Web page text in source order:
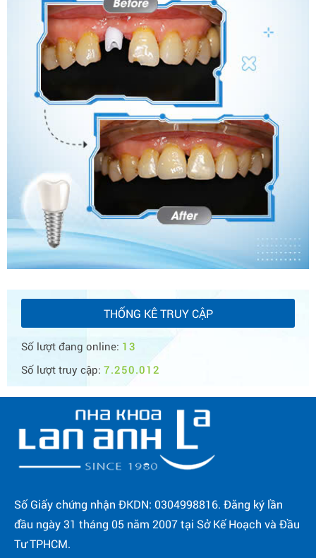
THỐNG KÊ TRUY CẬP
Số lượt đang online: 13
Số lượt truy cập: 7.250.012
Số Giấy chứng nhận ĐKDN: 0304998816. Đăng ký lần
đầu ngày 31 tháng 05 năm 2007 tại Sở Kế Hoạch và Đầu
Tư TPHCM.